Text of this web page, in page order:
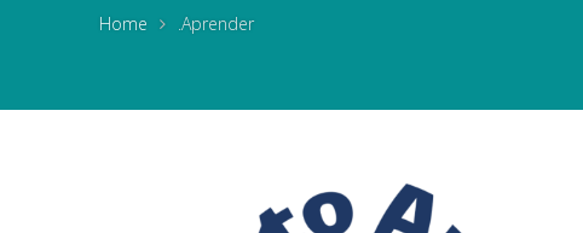
Home .Aprender